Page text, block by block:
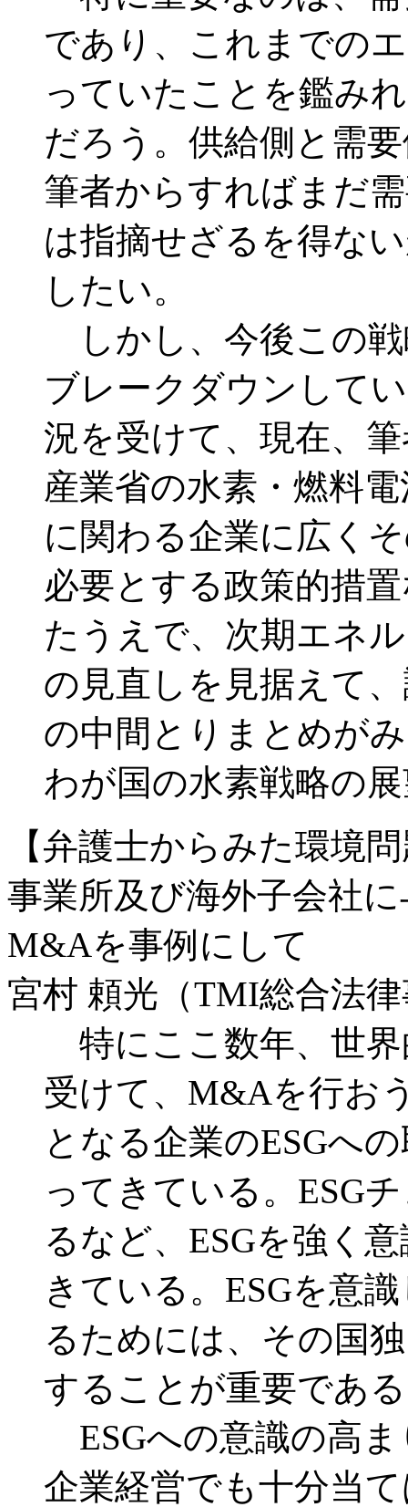
であり、これまでの
っていたことを鑑み
だろう。供給側と需
筆者からすればまだ
は指摘せざるを得な
したい。
しかし、今後この
ブレークダウンして
況を受けて、現在、
産業省の水素・燃料
に関わる企業に広く
必要とする政策的措
たうえで、次期エネ
の見直しを見据えて
の中間とりまとめが
わが国の水素戦略の
【弁護士からみた環境
事業所及び海外子会社
M&Aを事例にして
宮村 頼光（TMI総合法
特にここ数年、世界
受けて、M&Aを行お
となる企業のESGへ
ってきている。ESG
るなど、ESGを強く
きている。ESGを意
るためには、その国
することが重要であ
ESGへの意識の高
企業経営でも十分当